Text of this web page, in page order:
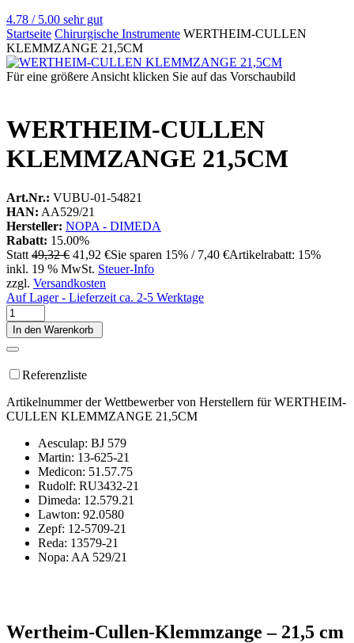
4.78 / 5.00 sehr gut
Startseite Chirurgische Instrumente WERTHEIM-CULLEN
KLEMMZANGE 21,5CM
Für eine größere Ansicht klicken Sie auf das Vorschaubild
WERTHEIM-CULLEN
KLEMMZANGE 21,5CM
Art.Nr.: VUBU-01-54821
HAN: AA529/21
Hersteller: NOPA - DIMEDA
Rabatt: 15.00%
Statt 49,32 € 41,92 €Sie sparen 15% / 7,40 €Artikelrabatt: 15%
inkl. 19 % MwSt. Steuer-Info
zzgl. Versandkosten
Auf Lager - Lieferzeit ca. 2-5 Werktage
In den Warenkorb
Referenzliste
Artikelnummer der Wettbewerber von Herstellern für WERTHEIM-
CULLEN KLEMMZANGE 21,5CM
Aesculap: BJ 579
Martin: 13-625-21
Medicon: 51.57.75
Rudolf: RU3432-21
Dimeda: 12.579.21
Lawton: 92.0580
Zepf: 12-5709-21
Reda: 13579-21
Nopa: AA 529/21
Wertheim-Cullen-Klemmzange – 21,5 cm